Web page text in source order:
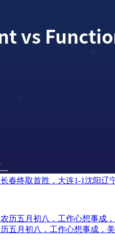
春终取首胜，大连1-1沈阳辽
五月初八，工作心想事成，